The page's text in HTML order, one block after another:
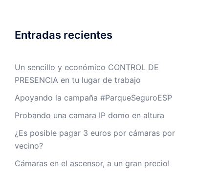
Entradas recientes
Un sencillo y económico CONTROL DE
PRESENCIA en tu lugar de trabajo
Apoyando la campaña #ParqueSeguroESP
Probando una camara IP domo en altura
¿Es posible pagar 3 euros por cámaras por
vecino?
Cámaras en el ascensor, a un gran precio!